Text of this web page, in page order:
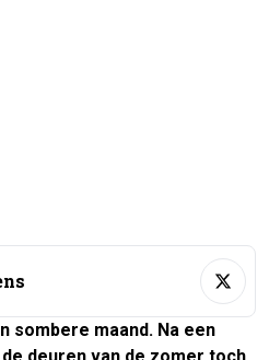
sombere maand. Na een